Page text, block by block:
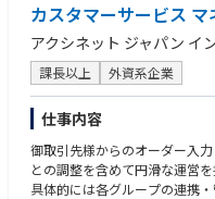
タンス基準を満たし、顧客満足
・お客様から直接依頼される
・市場からの製品データ収集を
・製品に関するフィードバッ
・サポートコストを抑え、顧
めに、認定技術者を主体的にサ
・業務システム内のデータ正確
・新たなスキルを身につけ、
を常に把握するために、すべ
・スポーツに打ち込んでいた/
カスタマーサービス マ
アクシネット ジャパン イ
課長以上 外資系企業
仕事内容
御取引先様からのオーダー入
との調整を含めて円滑な運営
具体的には各グループの連携